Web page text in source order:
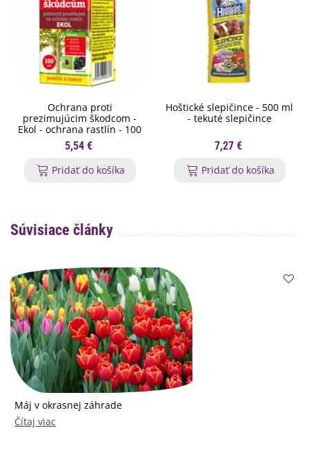
Ochrana proti
prezimujúcim škodcom -
Ekol - ochrana rastlín - 100
ml
5,54 €
Pridať do košíka
Hoštické slepičince - 500 ml
- tekuté slepičince
7,27 €
Pridať do košíka
Súvisiace články
Máj v okrasnej záhrade
Čítaj viac